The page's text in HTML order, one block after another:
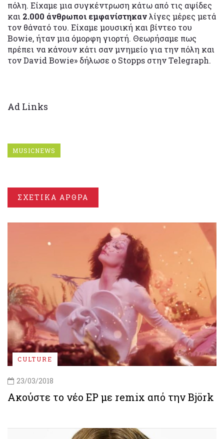
πόλη. Είχαμε μια συγκέντρωση κάτω από τις αψίδες
και 2.000 άνθρωποι εμφανίστηκανλίγες μέρες μετά
τον θάνατό του. Είχαμε μουσική και βίντεο του
Bowie, ήταν μια όμορφη γιορτή. Θεωρήσαμε πως
πρέπει να κάνουν κάτι σαν μνημείο για την πόλη και
τον David Bowie» δήλωσε ο Stopps στην Telegraph.
Ad Links
MUSICNEWS
ΣΧΕΤΙΚΑ ΑΡΘΡΑ
CULTURE
23/03/2018
Ακούστε το νέo EP με remix από την Björk